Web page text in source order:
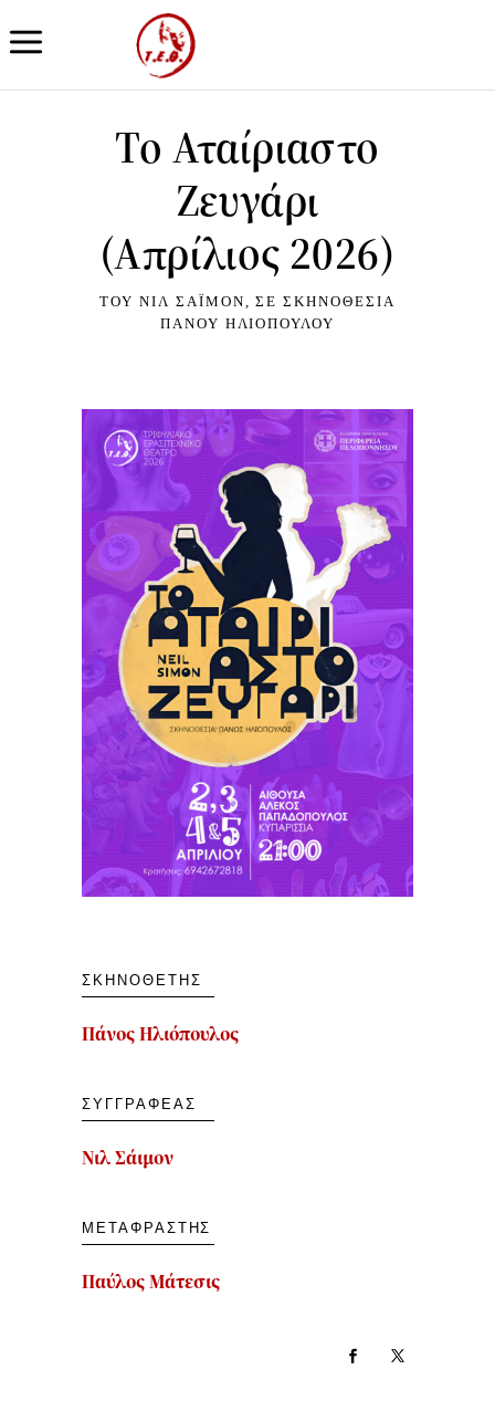
Το Αταίριαστο
Ζευγάρι
(Απρίλιος 2026)
ΤΟΥ ΝΙΛ ΣΆΙΜΟΝ, ΣΕ ΣΚΗΝΟΘΕΣΊΑ
ΠΆΝΟΥ ΗΛΙΌΠΟΥΛΟΥ
ΣΚΗΝΟΘΈΤΗΣ
Πάνος Ηλιόπουλος
ΣΥΓΓΡΑΦΈΑΣ
Νιλ Σάιμον
ΜΕΤΑΦΡΑΣΤΉΣ
Παύλος Μάτεσις